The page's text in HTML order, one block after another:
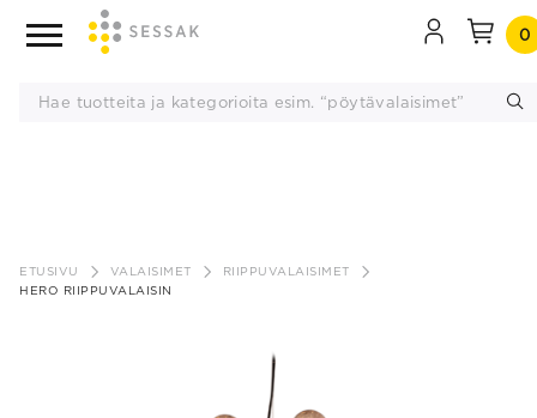
sisältöön
0
ETUSIVU VALAISIMET
RIIPPUVALAISIMET
HERO RIIPPUVALAISIN